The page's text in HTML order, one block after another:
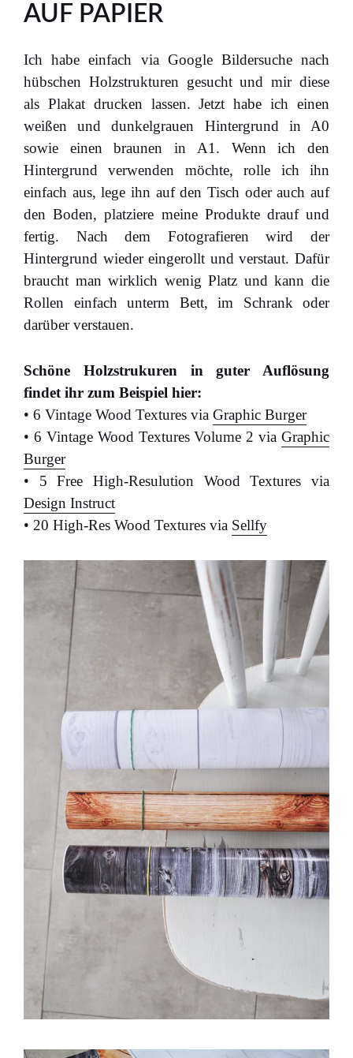
AUF PAPIER
Ich habe einfach via Google Bildersuche nach
hübschen Holzstrukturen gesucht und mir diese
als Plakat drucken lassen. Jetzt habe ich einen
weißen und dunkelgrauen Hintergrund in A0
sowie einen braunen in A1. Wenn ich den
Hintergrund verwenden möchte, rolle ich ihn
einfach aus, lege ihn auf den Tisch oder auch auf
den Boden, platziere meine Produkte drauf und
fertig. Nach dem Fotografieren wird der
Hintergrund wieder eingerollt und verstaut. Dafür
braucht man wirklich wenig Platz und kann die
Rollen einfach unterm Bett, im Schrank oder
darüber verstauen.
Schöne Holzstrukuren in guter Auflösung
findet ihr zum Beispiel hier:
• 6 Vintage Wood Textures via Graphic Burger
• 6 Vintage Wood Textures Volume 2 via Graphic
Burger
• 5 Free High-Resulution Wood Textures via
Design Instruct
• 20 High-Res Wood Textures via Sellfy